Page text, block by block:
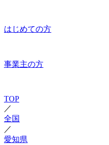
はじめての方
事業主の方
TOP
／
全国
／
愛知県